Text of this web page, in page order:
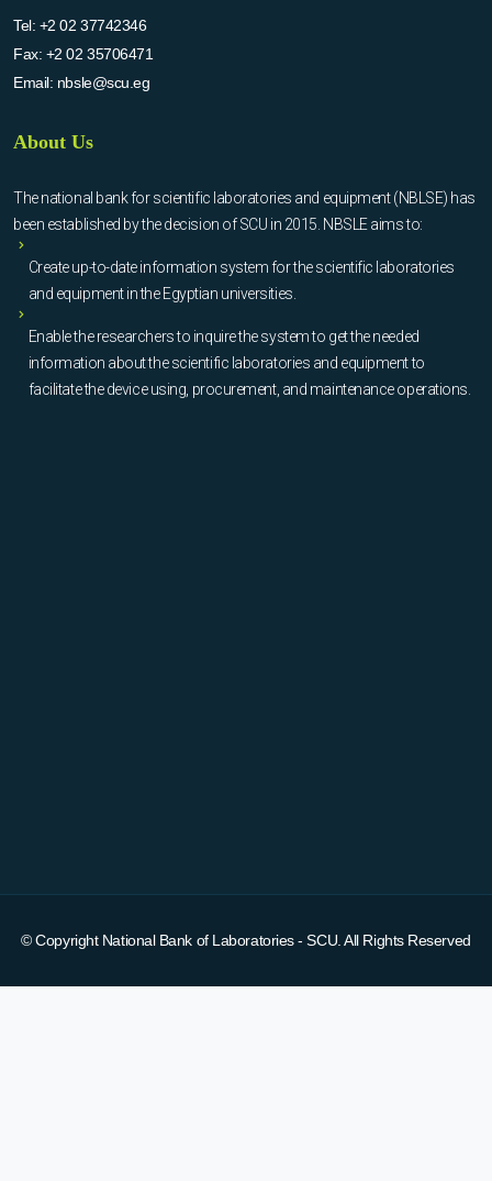
Tel: +2 02 37742346
Fax: +2 02 35706471
Email: nbsle@scu.eg
About Us
The national bank for scientific laboratories and equipment (NBLSE) has
been established by the decision of SCU in 2015. NBSLE aims to:
Create up-to-date information system for the scientific laboratories
and equipment in the Egyptian universities.
Enable the researchers to inquire the system to get the needed
information about the scientific laboratories and equipment to
facilitate the device using, procurement, and maintenance operations.
© Copyright National Bank of Laboratories - SCU . All Rights Reserved